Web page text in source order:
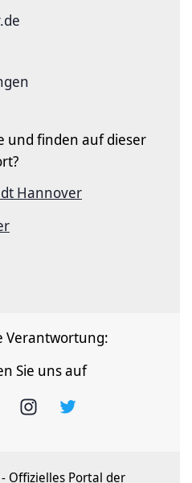
und finden auf dieser
Hannover
Verantwortung:
Sie uns auf
Offizielles Portal der